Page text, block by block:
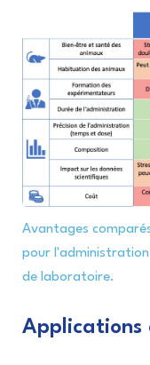
Avantages
pour l'administration
de laboratoire.
Applications